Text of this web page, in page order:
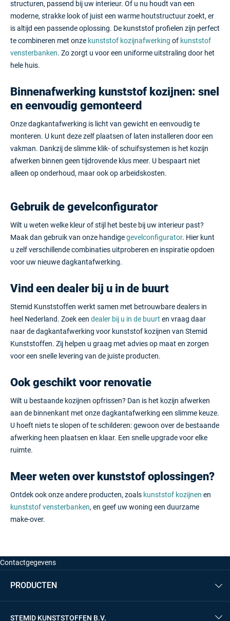
structuren, passend bij uw interieur. Of u nu houdt van een
moderne, strakke look of juist een warme houtstructuur zoekt, er
is altijd een passende oplossing. De kunststof profielen zijn perfect
te combineren met onze kunststof kozijnafwerking of kunststof
vensterbanken. Zo zorgt u voor een uniforme uitstraling door het
hele huis.
Binnenafwerking kunststof kozijnen: snel
en eenvoudig gemonteerd
Onze dagkantafwerking is licht van gewicht en eenvoudig te
monteren. U kunt deze zelf plaatsen of laten installeren door een
vakman. Dankzij de slimme klik- of schuifsystemen is het kozijn
afwerken binnen geen tijdrovende klus meer. U bespaart niet
alleen op onderhoud, maar ook op arbeidskosten.
Gebruik de gevelconfigurator
Wilt u weten welke kleur of stijl het beste bij uw interieur past?
Maak dan gebruik van onze handigegevelconfigurator. Hier kunt
u zelf verschillende combinaties uitproberen en inspiratie opdoen
voor uw nieuwe dagkantafwerking.
Vind een dealer bij u in de buurt
Stemid Kunststoffen werkt samen met betrouwbare dealers in
heel Nederland. Zoek een dealer bij u in de buurt en vraag daar
naar de dagkantafwerking voor kunststof kozijnen van Stemid
Kunststoffen. Zij helpen u graag met advies op maat en zorgen
voor een snelle levering van de juiste producten.
Ook geschikt voor renovatie
Wilt u bestaande kozijnen opfrissen? Dan is het kozijn afwerken
aan de binnenkant met onze dagkantafwerking een slimme keuze.
U hoeft niets te slopen of te schilderen: gewoon over de bestaande
afwerking heen plaatsen en klaar. Een snelle upgrade voor elke
ruimte.
Meer weten over kunststof oplossingen?
Ontdek ook onze andere producten, zoals kunststof kozijnen en
kunststof vensterbanken, en geef uw woning een duurzame
make-over.
Contactgegevens
De Chamotte 1
4191 GT Geldermalsen
PRODUCTEN
STEMID KUNSTSTOFFEN B.V.